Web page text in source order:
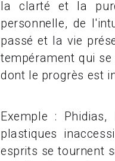
la clarté et la
personnelle, de
passé et la vie
tempérament qui
dont le progrès est
Exemple :
plastiques
esprits se tournent